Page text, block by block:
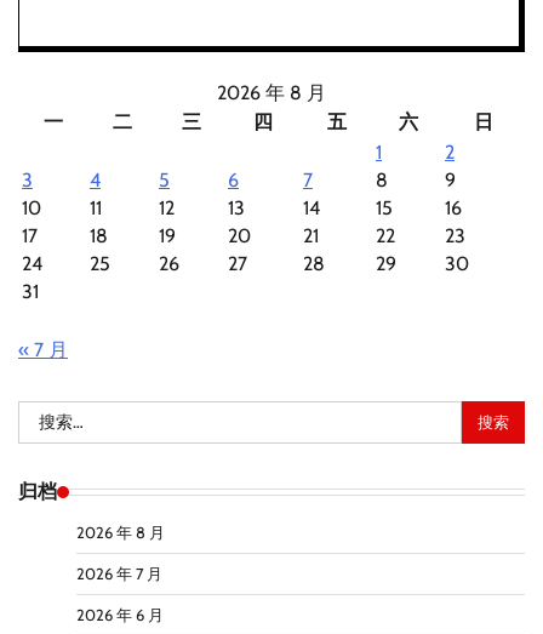
2026 年 8 月
一
二 三 四 五 六
日
1
2
3
4 5 6 7 8
9
10
11 12 13 14 15
16
17
18 19 20 21 22
23
24
25 26 27 28 29
30
31
« 7 月
索：
归档
2026 年 8 月
2026 年 7 月
2026 年 6 月